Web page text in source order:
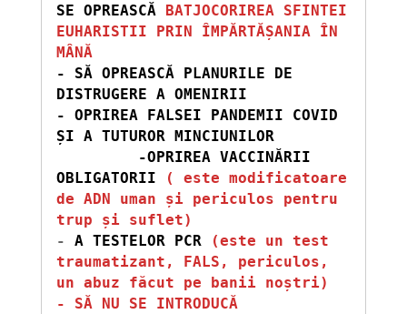
SE OPREASCĂ BATJOCORIREA SFINTEI
EUHARISTII PRIN ÎMPĂRTĂȘANIA ÎN
MÂNĂ
- SĂ OPREASCĂ PLANURILE DE
DISTRUGERE A OMENIRII
- OPRIREA FALSEI PANDEMII COVID
ȘI A TUTUROR MINCIUNILOR
-OPRIREA VACCINĂRII
OBLIGATORII
( este modificatoare
de ADN uman și periculos pentru
trup și suflet)
- A TESTELOR PCR (este un test
traumatizant, FALS, periculos,
un abuz făcut pe banii noștri)
- SĂ NU SE INTRODUCĂ